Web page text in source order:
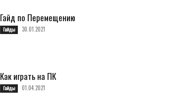
Гайд по Перемещению
Гайды 30.01.2021
Как играть на ПК
Гайды 01.04.2021